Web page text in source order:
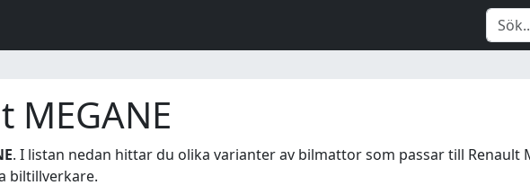
. I listan nedan hittar du olika varianter av bilmattor som passar till Renault
biltillverkare.